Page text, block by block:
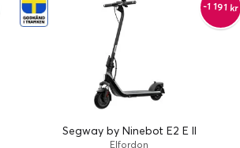
-1 191 kr
Segway by Ninebot E2 E II
Elfordon